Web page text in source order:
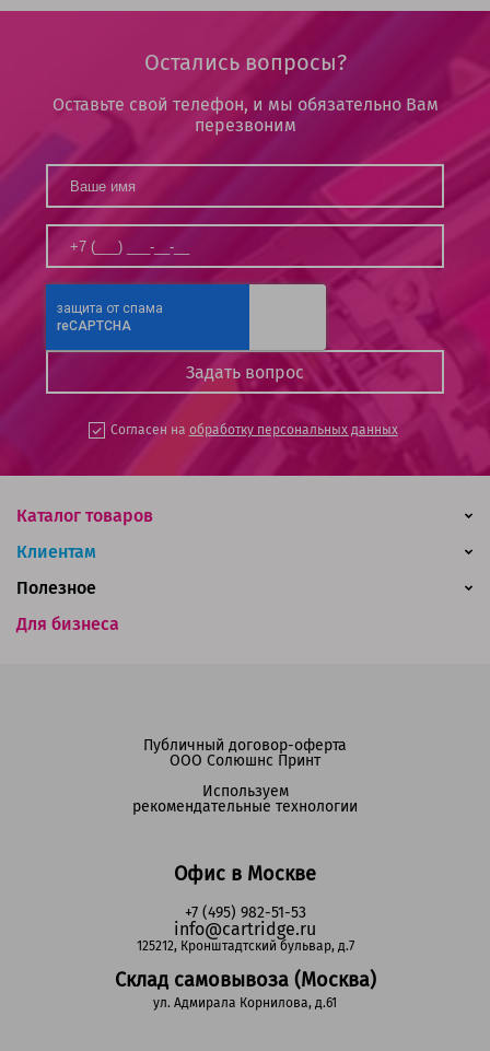
Остались вопросы?
Оставьте свой телефон, и мы обязательно Вам
перезвоним
Согласен на обработку персональных данных
Каталог товаров
Клиентам
Для бизнеса
Полезное
Офис в Москве
+7 (495) 982-51-53
info@cartridge.ru
125212, Кронштадтский бульвар, д.7
Склад самовывоза (Москва)
ул. Адмирала Корнилова, д.61
Публичный договор-оферта
ООО Солюшнс Принт
Используем
рекомендательные технологии